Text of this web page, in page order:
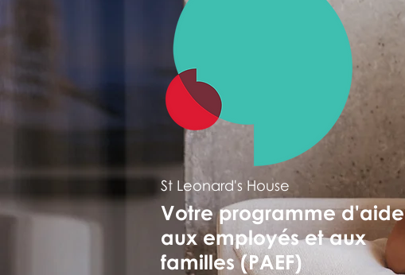
St Leonard's House
Votre programme d'aide
aux employés et aux
familles (PAEF)